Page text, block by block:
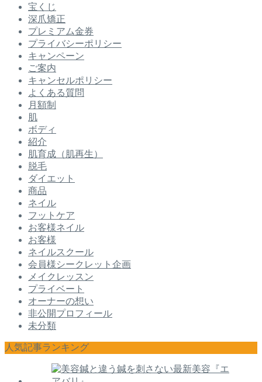
宝くじ
深爪矯正
プレミアム金券
プライバシーポリシー
キャンペーン
ご案内
キャンセルポリシー
よくある質問
月額制
肌
ボディ
紹介
肌育成（肌再生）
脱毛
ダイエット
商品
ネイル
フットケア
お客様ネイル
お客様
ネイルスクール
会員様シークレット企画
メイクレッスン
プライベート
オーナーの想い
非公開プロフィール
未分類
人気記事ランキング